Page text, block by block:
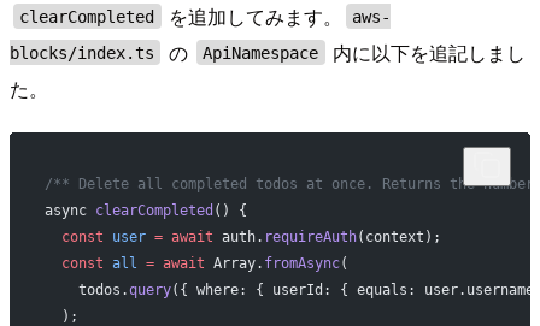
clearCompleted を追加してみます。
aws-
blocks/index.ts
の ApiNamespace
内に以下を追記しまし
た。
/** Delete all completed todos at once. Returns the number
async clearCompleted () {
  const
user = await auth. requireAuth(context);
  const
all = await Array. fromAsync(
    todos.
query({ where: { userId: { equals:
  );